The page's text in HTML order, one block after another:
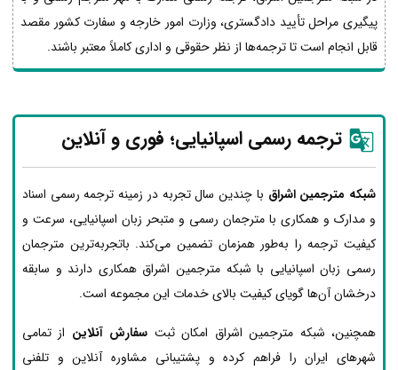
پیگیری مراحل تأیید دادگستری، وزارت امور خارجه و سفارت کشور مقصد
قابل انجام است تا ترجمه‌ها از نظر حقوقی و اداری کاملاً معتبر باشند.
ترجمه رسمی اسپانیایی؛ فوری و آنلاین
شبکه مترجمین اشراق با چندین سال تجربه در زمینه ترجمه رسمی اسناد
و مدارک و همکاری با مترجمان رسمی و متبحر زبان اسپانیایی، سرعت و
کیفیت ترجمه را به‌طور همزمان تضمین می‌کند. باتجربه‌ترین مترجمان
رسمی زبان اسپانیایی با شبکه مترجمین اشراق همکاری دارند و سابقه
درخشان آن‌ها گویای کیفیت بالای خدمات این مجموعه است.
همچنین، شبکه مترجمین اشراق امکان ثبت سفارش آنلاین از تمامی
شهرهای ایران را فراهم کرده و پشتیبانی مشاوره آنلاین و تلفنی